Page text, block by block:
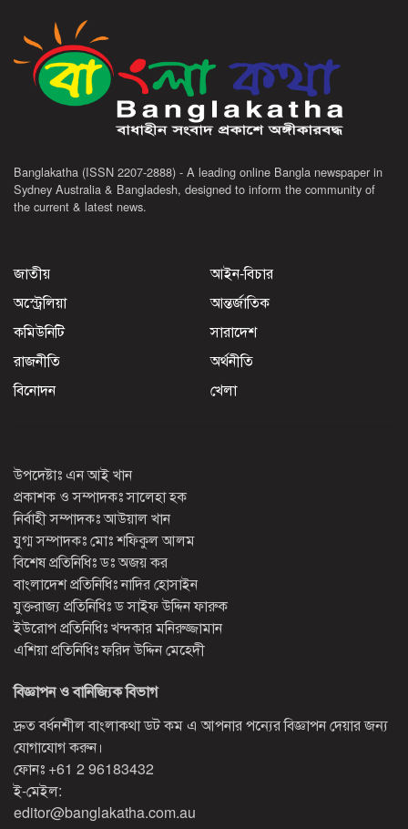
Banglakatha (ISSN 2207-2888) - A leading online Bangla newspaper in
Sydney Australia & Bangladesh, designed to inform the community of
the current & latest news.
জাতীয়
আইন-বিচার
অস্ট্রেলিয়া
আন্তর্জাতিক
কমিউনিটি
সারাদেশ
রাজনীতি
অর্থনীতি
বিনোদন
খেলা
উপদেষ্টাঃ এন আই খান
প্রকাশক ও সম্পাদকঃ সালেহা হক
নির্বাহী সম্পাদকঃ আউয়াল খান
যুগ্ম সম্পাদকঃ মোঃ শফিকুল আলম
বিশেষ প্রতিনিধিঃ ডঃ অজয় কর
বাংলাদেশ প্রতিনিধিঃ নাদির হোসাইন
যুক্তরাজ্য প্রতিনিধিঃ ড সাইফ উদ্দিন ফারুক
ইউরোপ প্রতিনিধিঃ খন্দকার মনিরুজ্জামান
এশিয়া প্রতিনিধিঃ ফরিদ উদ্দিন মেহেদী
বিজ্ঞাপন ও বানিজ্যিক বিভাগ
দ্রুত বর্ধনশীল বাংলাকথা ডট কম এ আপনার পন্যের বিজ্ঞাপন দেয়ার জন্য
যোগাযোগ করুন।
ফোনঃ +61 2 96183432
ই-মেইল:
editor@banglakatha.com.au